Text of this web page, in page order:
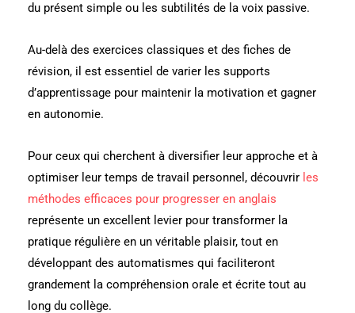
du présent simple ou les subtilités de la voix passive.
Au-delà des exercices classiques et des fiches de
révision, il est essentiel de varier les supports
d’apprentissage pour maintenir la motivation et gagner
en autonomie.
Pour ceux qui cherchent à diversifier leur approche et à
optimiser leur temps de travail personnel, découvrir les
méthodes efficaces pour progresser en anglais
représente un excellent levier pour transformer la
pratique régulière en un véritable plaisir, tout en
développant des automatismes qui faciliteront
grandement la compréhension orale et écrite tout au
long du collège.